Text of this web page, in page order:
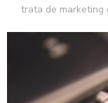
trata de marketing